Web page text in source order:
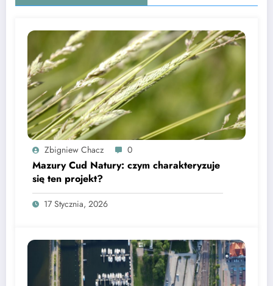
Zbigniew Chacz 0
Mazury Cud Natury: czym charakteryzuje
się ten projekt?
17 Stycznia, 2026